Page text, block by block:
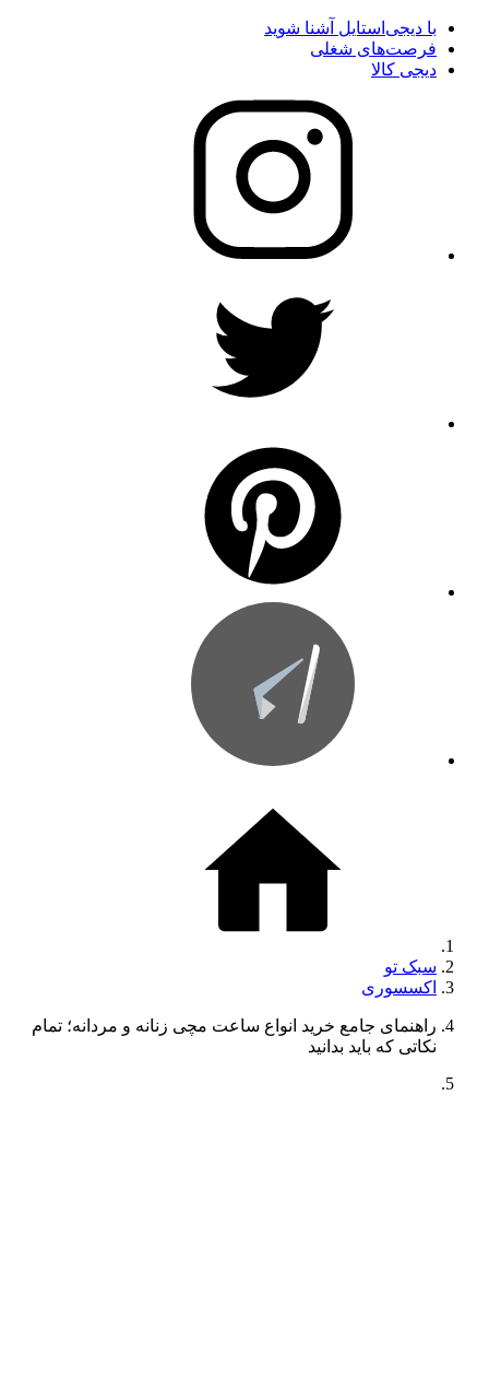
با دیجی‌استایل آشنا شوید
فرصت‌های شغلی
دیجی کالا
سبک تو
اکسسوری
راهنمای جامع خرید انواع ساعت مچی زنانه و مردانه؛ تمام
نکاتی که باید بدانید